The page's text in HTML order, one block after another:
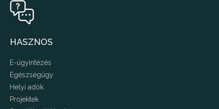
HASZNOS
E-ügyintézés
Egészségügy
Helyi adók
Projektek